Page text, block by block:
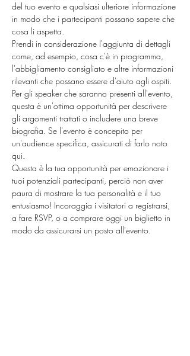
del tuo evento e qualsiasi ulteriore informazione
in modo che i partecipanti possano sapere che
cosa li aspetta.
Prendi in considerazione l'aggiunta di dettagli
come, ad esempio, cosa c'è in programma,
l'abbigliamento consigliato e altre informazioni
rilevanti che possano essere d'aiuto agli ospiti.
Per gli speaker che saranno presenti all'evento,
questa è un'ottima opportunità per descrivere
gli argomenti trattati o includere una breve
biografia. Se l'evento è concepito per
un'audience specifica, assicurati di farlo noto
qui.
Questa è la tua opportunità per emozionare i
tuoi potenziali partecipanti, perciò non aver
paura di mostrare la tua personalità e il tuo
entusiasmo! Incoraggia i visitatori a registrarsi,
a fare RSVP, o a comprare oggi un biglietto in
modo da assicurarsi un posto all'evento.